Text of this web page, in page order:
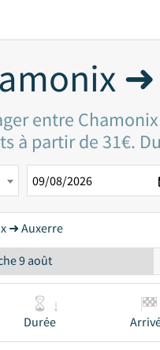
entre
à partir de 31€.
➜ Auxerre
9 août
Durée